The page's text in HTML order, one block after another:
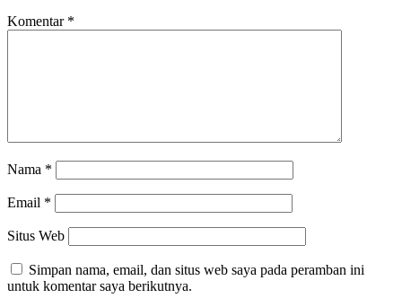
Komentar *
Nama *
Email *
Situs Web
Simpan nama, email, dan situs web saya pada peramban ini
untuk komentar saya berikutnya.